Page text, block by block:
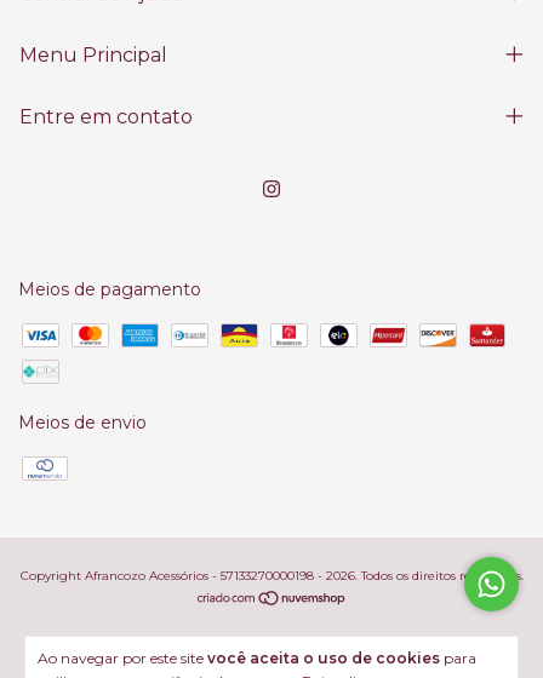
Ao navegar por este site você aceita o uso de cookies para
Menu Principal
Entre em contato
Meios de pagamento
Meios de envio
Copyright Afrancozo Acessórios - 57133270000198 - 2026. Todos os direitos reservados.